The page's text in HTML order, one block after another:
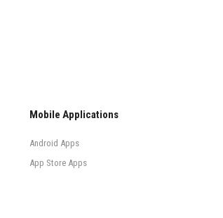
Mobile Applications
Android Apps
App Store Apps